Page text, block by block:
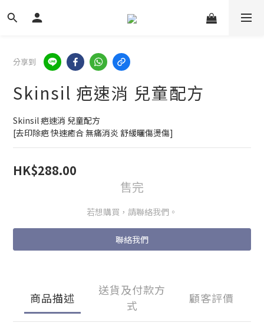
分享到
Skinsil 疤速消 兒童配方
Skinsil 疤速消 兒童配方
[去印除疤 快速癒合 無痛消炎 舒緩曬傷燙傷]
HK$288.00
售完
若想購買，請聯絡我們。
聯絡我們
商品描述
送貨及付款方
式
顧客評價